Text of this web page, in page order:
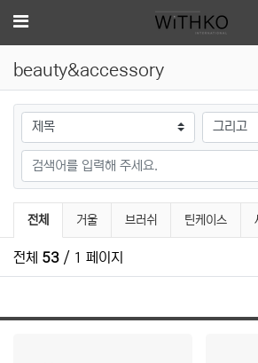
메뉴
beauty&accessory
검색대상
검색어
beauty&accessory 분류
전체 거울 브러쉬 틴케이스
전체 53 / 1 페이지